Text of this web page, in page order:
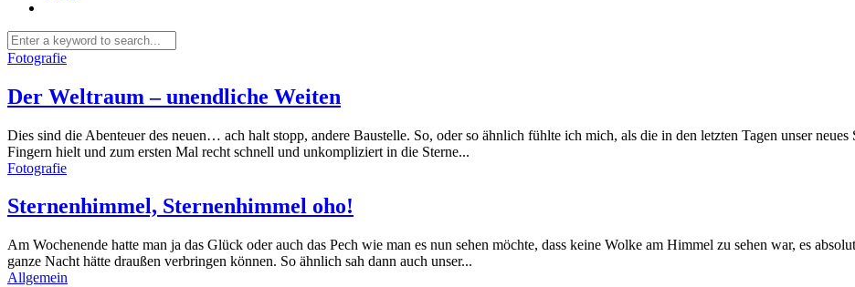
Fotografie
Der Weltraum – unendliche Weiten
Dies sind die Abenteuer des neuen… ach halt stopp, andere Baustelle. So, oder so ähnlich fühlte ich mich, als die in den letzten Tagen unser neues
Fingern hielt und zum ersten Mal recht schnell und unkompliziert in die Sterne...
Fotografie
Sternenhimmel, Sternenhimmel oho!
Am Wochenende hatte man ja das Glück oder auch das Pech wie man es nun sehen möchte, dass keine Wolke am Himmel zu sehen war, es
ganze Nacht hätte draußen verbringen können. So ähnlich sah dann auch unser...
Allgemein